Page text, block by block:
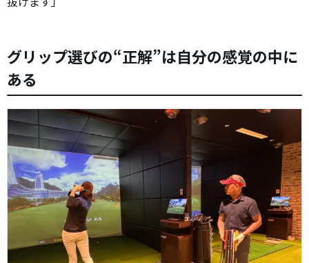
グリップ選びの“正解”は自分の感覚の中に
ある